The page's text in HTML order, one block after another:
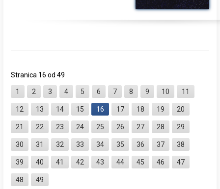
Stranica 16 od 49
1 2 3 4 5 6 7 8 9 10 11
12 13 14 15 16 17 18 19 20
21 22 23 24 25 26 27 28 29
30 31 32 33 34 35 36 37 38
39 40 41 42 43 44 45 46 47
48 49